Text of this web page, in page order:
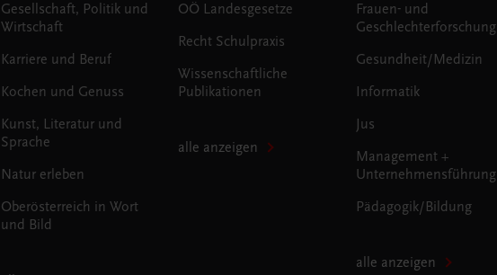
Gesellschaft, Politik und
Wirtschaft
Karriere und Beruf
Kochen und Genuss
Kunst, Literatur und
Sprache
Natur erleben
Oberösterreich in Wort
und Bild
OÖ Landesgesetze
Recht Schulpraxis
Wissenschaftliche
Publikationen
alle anzeigen
Frauen- und
Geschlechterforschung
Gesundheit/Medizin
Informatik
Jus
Management +
Unternehmensführung
Pädagogik/Bildung
alle anzeigen